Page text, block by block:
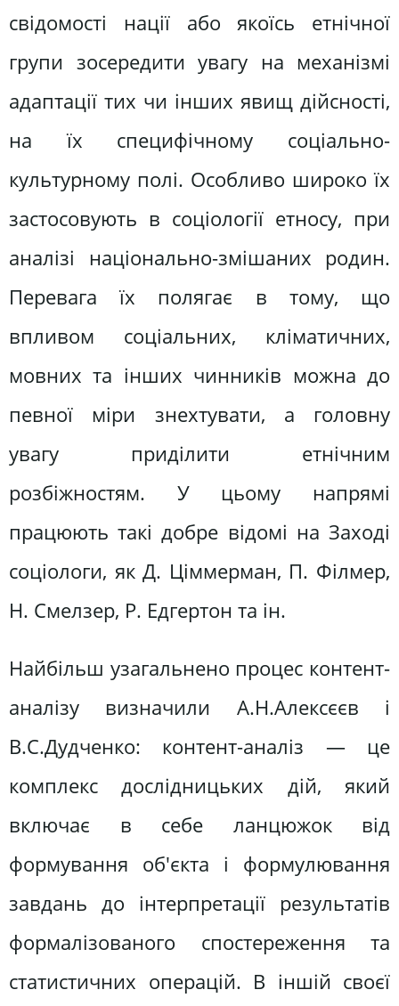
свідомості нації або якоїсь етнічної
групи зосередити увагу на механізмі
адаптації тих чи інших явищ дійсності,
на їх специфічному соціально-
культурному полі. Особливо широко їх
застосовують в соціології етносу, при
аналізі національно-змішаних родин.
Перевага їх полягає в тому, що
впливом соціальних, кліматичних,
мовних та інших чинників можна до
певної міри знехтувати, а головну
увагу приділити етнічним
розбіжностям. У цьому напрямі
працюють такі добре відомі на Заході
соціологи, як Д. Ціммерман, П. Філмер,
Н. Смелзер, Р. Едгертон та ін.
Найбільш узагальнено процес контент-
аналізу визначили А.Н.Алексєєв і
В.С.Дудченко: контент-аналіз — це
комплекс дослідницьких дій, який
включає в себе ланцюжок від
формування об'єкта і формулювання
завдань до інтерпретації результатів
формалізованого спостереження та
статистичних операцій. В іншій своєї